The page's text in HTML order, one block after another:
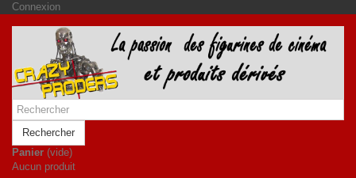
Connexion
Rechercher
Panier (vide)
Aucun produit